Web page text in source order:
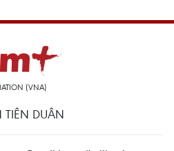
(VNA)
TIÊN DUÂN